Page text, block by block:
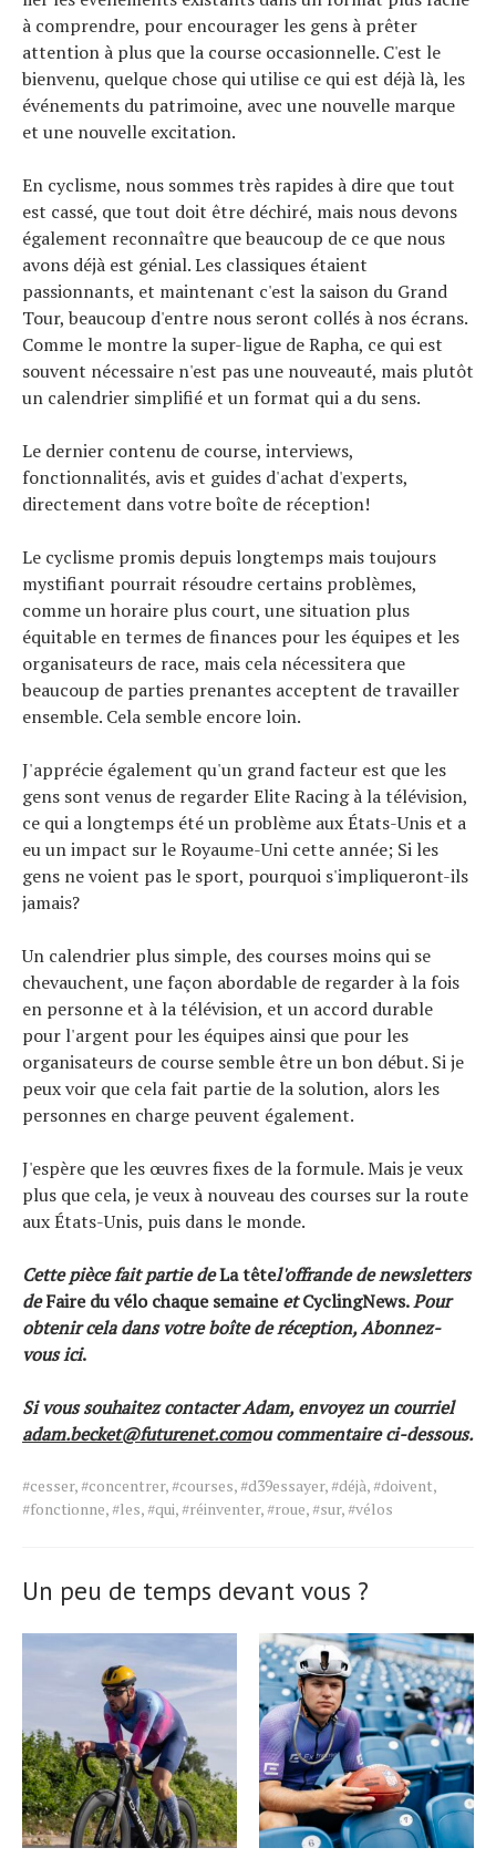
à comprendre, pour encourager les gens à prêter
attention à plus que la course occasionnelle. C'est le
bienvenu, quelque chose qui utilise ce qui est déjà là, les
événements du patrimoine, avec une nouvelle marque
et une nouvelle excitation.
En cyclisme, nous sommes très rapides à dire que tout
est cassé, que tout doit être déchiré, mais nous devons
également reconnaître que beaucoup de ce que nous
avons déjà est génial. Les classiques étaient
passionnants, et maintenant c'est la saison du Grand
Tour, beaucoup d'entre nous seront collés à nos écrans.
Comme le montre la super-ligue de Rapha, ce qui est
souvent nécessaire n'est pas une nouveauté, mais plutôt
un calendrier simplifié et un format qui a du sens.
Le dernier contenu de course, interviews,
fonctionnalités, avis et guides d'achat d'experts,
directement dans votre boîte de réception!
Le cyclisme promis depuis longtemps mais toujours
mystifiant pourrait résoudre certains problèmes,
comme un horaire plus court, une situation plus
équitable en termes de finances pour les équipes et les
organisateurs de race, mais cela nécessitera que
beaucoup de parties prenantes acceptent de travailler
ensemble. Cela semble encore loin.
J'apprécie également qu'un grand facteur est que les
gens sont venus de regarder Elite Racing à la télévision,
ce qui a longtemps été un problème aux États-Unis et a
eu un impact sur le Royaume-Uni cette année; Si les
gens ne voient pas le sport, pourquoi s'impliqueront-ils
jamais?
Un calendrier plus simple, des courses moins qui se
chevauchent, une façon abordable de regarder à la fois
en personne et à la télévision, et un accord durable
pour l'argent pour les équipes ainsi que pour les
organisateurs de course semble être un bon début. Si je
peux voir que cela fait partie de la solution, alors les
personnes en charge peuvent également.
J'espère que les œuvres fixes de la formule. Mais je veux
plus que cela, je veux à nouveau des courses sur la route
aux États-Unis, puis dans le monde.
Cette pièce fait partie deLa têtel'offrande de newsletters
deFaire du vélo chaque semaineetCyclingNews.Pour
obtenir cela dans votre boîte de réception,Abonnez-
vous ici.
Si vous souhaitez contacter Adam, envoyez un courriel
adam.becket@futurenet.comou commentaire ci-dessous.
Tags
for
#cesser,#concentrer,#courses,#d39essayer,#déjà,#doivent,
#fonctionne,#les,#qui,#réinventer,#roue,#sur,#vélos
Un peu de temps devant vous ?